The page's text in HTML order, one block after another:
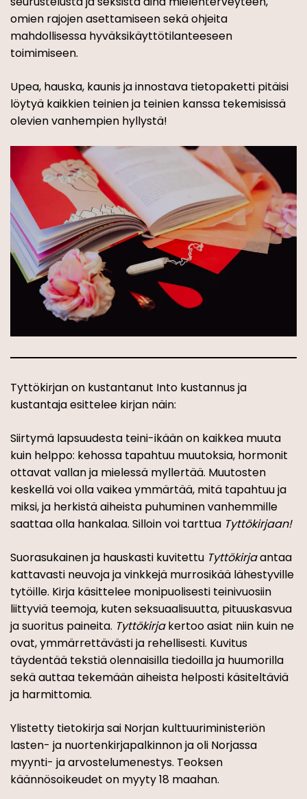
omien rajojen asettamiseen sekä ohjeita
mahdollisessa hyväksikäyttötilanteeseen
toimimiseen.
Upea, hauska, kaunis ja innostava tietopaketti pitäisi
löytyä kaikkien teinien ja teinien kanssa tekemisissä
olevien vanhempien hyllystä!
Tyttökirjan on kustantanut Into kustannus ja
kustantaja esittelee kirjan näin:
Siirtymä lapsuudesta teini­-ikään on kaikkea muuta
kuin helppo: kehossa tapahtuu muutoksia, hormonit
ottavat vallan ja mielessä myllertää. Muutosten
keskellä voi olla vaikea ymmärtää, mitä tapahtuu ja
miksi, ja herkistä aiheista puhuminen vanhemmille
saattaa olla hankalaa. Silloin voi tarttua Tyttökirjaan!
Suorasukainen ja hauskasti kuvitettu Tyttökirjaantaa
kattavasti neuvoja ja vinkkejä murrosikää lähestyville
tytöille. Kirja käsittelee monipuolisesti teinivuosiin
liittyviä teemoja, kuten seksuaalisuutta, pituuskasvua
ja suoritus­ paineita. Tyttökirjakertoo asiat niin kuin ne
ovat, ymmärrettävästi ja rehellisesti. Kuvitus
täydentää tekstiä olennaisilla tiedoilla ja huumorilla
sekä auttaa tekemään aiheista helposti käsiteltäviä
ja harmittomia.
Ylistetty tietokirja sai Norjan kulttuuriministeriön
lasten­- ja nuortenkirjapalkinnon ja oli Norjassa
myynti-­ ja arvostelumenestys. Teoksen
käännösoikeudet on myyty 18 maahan.